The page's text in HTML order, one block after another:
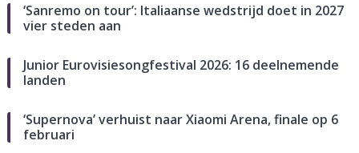
‘Sanremo on tour’: Italiaanse wedstrijd doet in 2027
vier steden aan
Junior Eurovisiesongfestival 2026: 16 deelnemende
landen
‘Supernova’ verhuist naar Xiaomi Arena, finale op 6
februari